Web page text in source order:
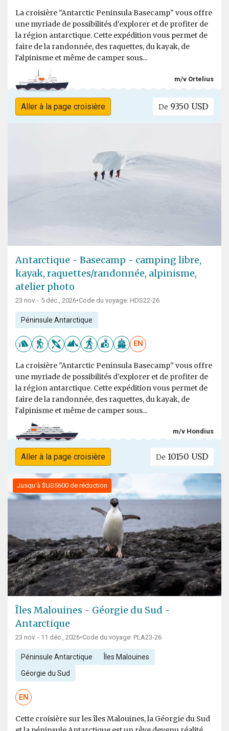
La croisière "Antarctic Peninsula Basecamp" vous offre
une myriade de possibilités d'explorer et de profiter de
la région antarctique. Cette expédition vous permet de
faire de la randonnée, des raquettes, du kayak, de
l'alpinisme et même de camper sous...
m/v Ortelius
Aller à la page croisière De 9350 USD
Antarctique - Basecamp - camping libre,
kayak, raquettes/randonnée, alpinisme,
atelier photo
23 nov. - 5 déc., 2026•Code du voyage: HDS22-26
Péninsule Antarctique
EN
La croisière "Antarctic Peninsula Basecamp" vous offre
une myriade de possibilités d'explorer et de profiter de
la région antarctique. Cette expédition vous permet de
faire de la randonnée, des raquettes, du kayak, de
l'alpinisme et même de camper sous...
m/v Hondius
Aller à la page croisière De 10150 USD
Jusqu'à $US5600 de réduction
Îles Malouines - Géorgie du Sud -
Antarctique
23 nov. - 11 déc., 2026•Code du voyage: PLA23-26
Péninsule Antarctique Îles Malouines
Géorgie du Sud
EN
Cette croisière sur les îles Malouines, la Géorgie du Sud